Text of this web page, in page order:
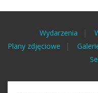
Wydarzenia
Plany zdjęciowe